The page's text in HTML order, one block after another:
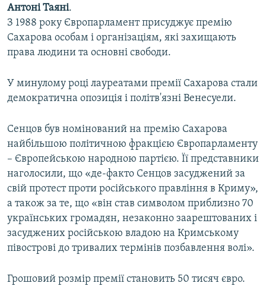
Антоні Таяні.
З 1988 року Європарламент присуджує премію
Сахарова особам і організаціям, які захищають
права людини та основні свободи.
У минулому році лауреатами премії Сахарова стали
демократична опозиція і політв'язні Венесуели.
Сенцов був номінований на премію Сахарова
найбільшою політичною фракцією Європарламенту
– Європейською народною партією. Її представники
наголосили, що «де-факто Сенцов засуджений за
свій протест проти російського правління в Криму»,
а також за те, що «він став символом приблизно 70
українських громадян, незаконно заарештованих і
засуджених російською владою на Кримському
півострові до тривалих термінів позбавлення волі».
Грошовий розмір премії становить 50 тисяч євро.